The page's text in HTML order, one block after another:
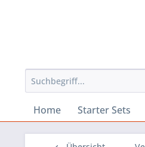
Home Starter Sets